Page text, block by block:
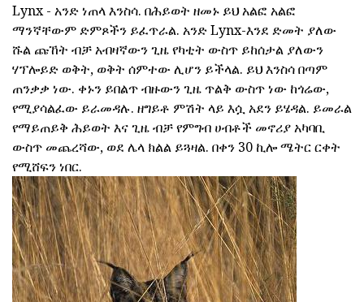
Lynx - አንድ ነጠላ እንስሳ. በሕይወት ዘመኑ ይህ አልፎ አልፎ
ማንኛቸውም ድምጾችን ይፈጥራል. አንድ Lynx-እንደ ድመት ያለው
ሹል ጩኸት ብቻ አብዛኛውን ጊዜ የካቲት ውስጥ ይከሰታል ያለውን
ሃፕሎይድ ወቅት, ወቅት ሰምተው ሊሆን ይችላል. ይህ እንስሳ በጣም
ጠንቃቃ ነው. ቀኑን ይበልጥ ብዙውን ጊዜ ጥልቅ ውስጥ ነው ከጎሬው,
የሚያሳልፈው ይራመዳሉ. ዘግይቶ ምሽት ላይ እሷ አደን ይሄዳል. ይመራል
የማይጠይቅ ሕይወት እና ጊዜ ብቻ የምግብ ሀብቶች መኖሪያ አካባቢ
ውስጥ መጨረሻው, ወደ ሌላ ክልል ይጓዛል. በቀን 30 ኪሎ ሜትር ርቀት
የሚሸፍን ነበር.